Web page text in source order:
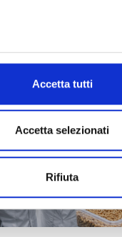
Accetta tutti
Accetta selezionati
Rifiuta